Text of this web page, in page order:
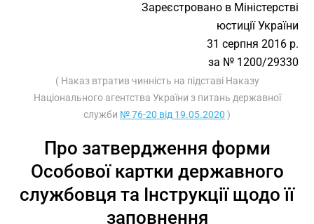
Зареєстровано в Міністерстві
юстиції України
31 серпня 2016 р.
за № 1200/29330
( Наказ втратив чинність на підставі Наказу
Національного агентства України з питань державної
служби № 76-20 від 19.05.2020 )
Про затвердження форми
Особової картки державного
службовця та Інструкції щодо її
заповнення